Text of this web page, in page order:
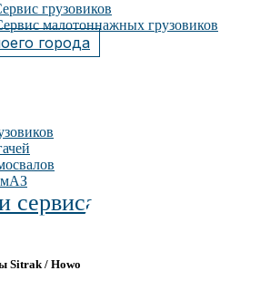
грузовиков
малотоннажных грузовиков
города
сервиса
Sitrak / Howo